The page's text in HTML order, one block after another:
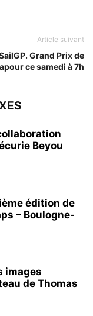
Article suivant
Grand Prix de
ce samedi à 7h
Beyou
édition de
– Boulogne-
images
de Thomas